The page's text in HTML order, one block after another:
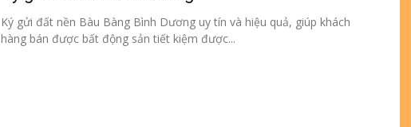
Trang chủ
Ký gửi đất nền Bàu Bàng Bình Dương uy tín và hiệu quả, giúp khách
hàng bán được bất động sản tiết kiệm được...